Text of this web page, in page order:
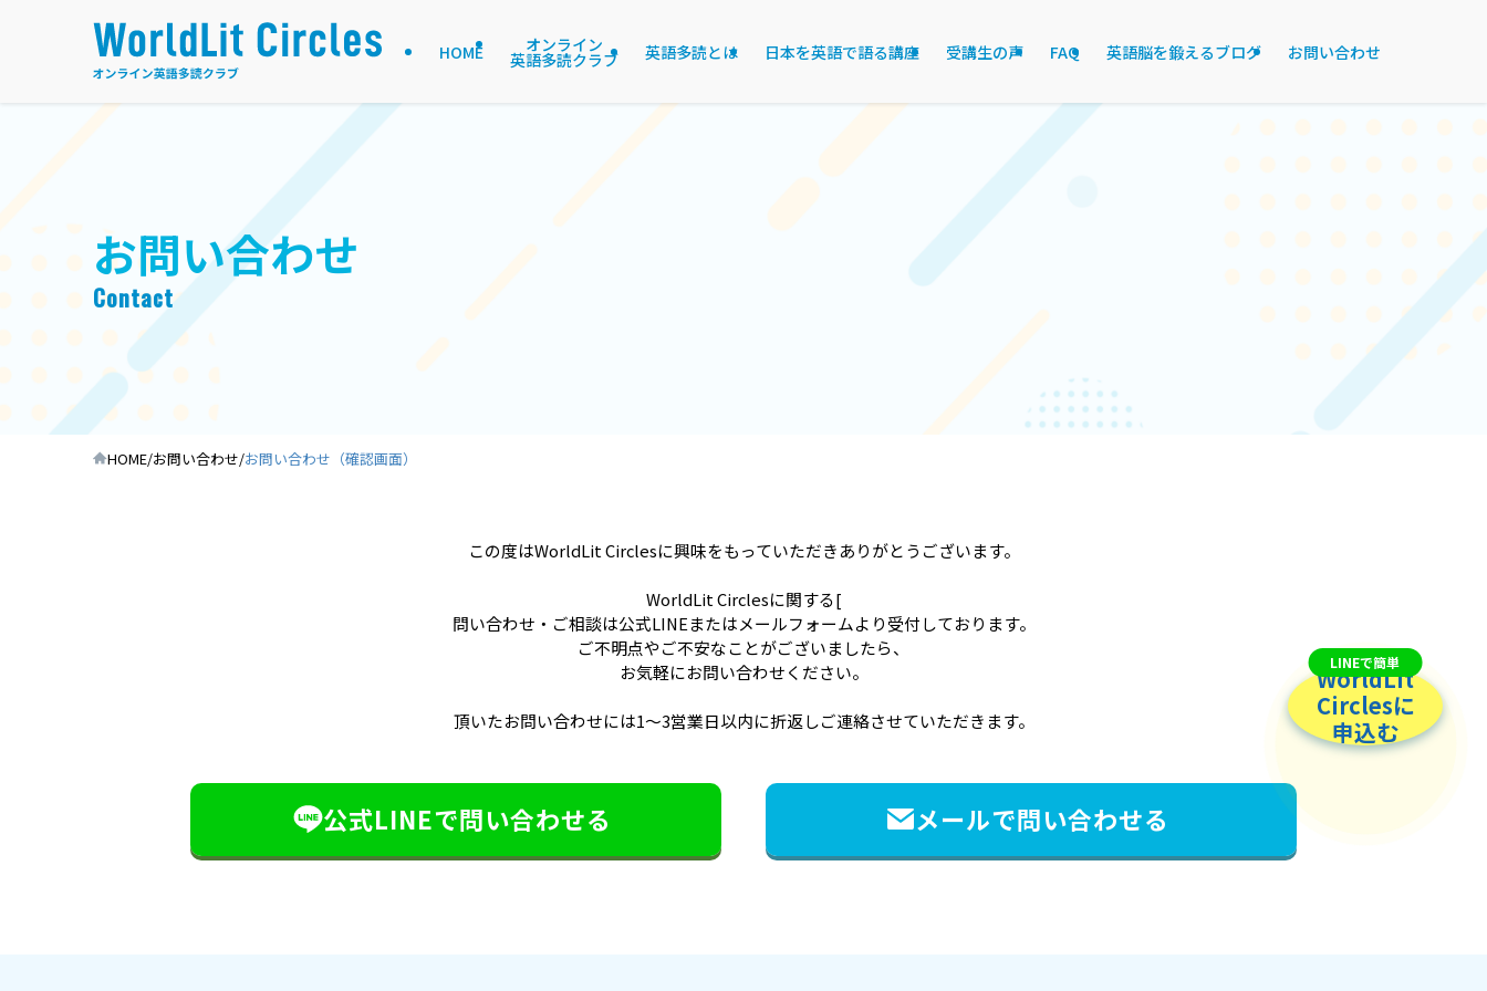
HOME オンライン
英語多読クラブ 英語多読とは 日本を英語で語る講座 受講生の声 FAQ 英語脳を鍛えるブログ ⁩お問い合わせ
お問い合わせ
Contact
HOME ⁩お問い合わせ お問い合わせ（確認画面）
この度はWorldLit Circlesに興味をもっていただきありがとうございます。
WorldLit Circlesに関する[
問い合わせ・ご相談は公式LINEまたはメールフォームより受付しております。
ご不明点やご不安なことがございましたら、
お気軽にお問い合わせください。
頂いたお問い合わせには1〜3営業日以内に折返しご連絡させていただきます。
公式LINEで問い合わせる メールで問い合わせる
LINEで簡単
WorldLit
Circlesに
申込む